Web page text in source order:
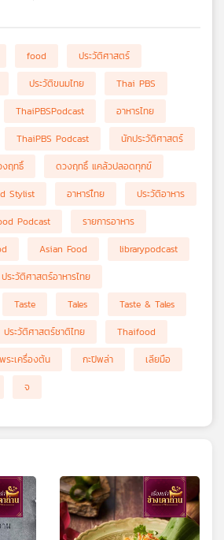
food
ประวัติศาสตร์
ประวัติขนมไทย
Thai PBS
ThaiPBSPodcast
อาหารไทย
ThaiPBS Podcast
นักประวัติศาสตร์
ฤทธิ์
ดวงฤทธิ์ แคล้วปลอดทุกข์
Stylist อาหารไืทย
ประวัติอาหาร
Podcast
รายการอาหาร
Asian Food
librarypodcast
ประวัติศาสตร์อาหารไทย
Taste Tales
Taste & Tales
ประวัติศาสตร์ชาติไทย
Thaifood
ระเครื่องต้น กะปิพล่า
เลียมือ
จ